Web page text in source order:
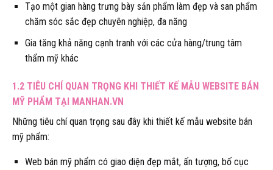
Tạo một gian hàng trưng bày sản phẩm làm đẹp và san phẩm
chăm sóc sắc đẹp chuyên nghiệp, đa năng
Gia tăng khả năng cạnh tranh với các cửa hàng/trung tâm
thẩm mỹ khác
1.2 TIÊU CHÍ QUAN TRỌNG KHI THIẾT KẾ MẪU WEBSITE BÁN
MỸ PHẨM TẠI MANHAN.VN
Những tiêu chí quan trọng sau đây khi thiết kế mẫu website bán
mỹ phẩm:
Web bán mỹ phẩm có giao diện đẹp mắt, ấn tượng, bố cục